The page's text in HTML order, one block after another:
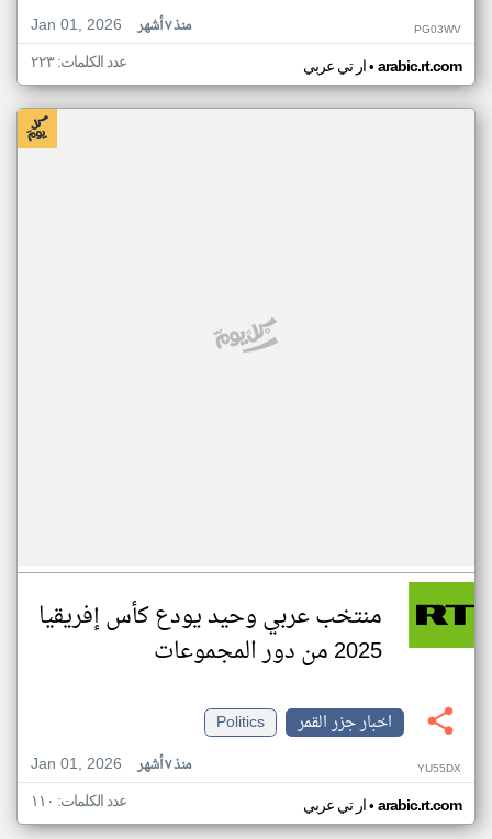
Jan 01, 2026
منذ ٧ أشهر PG03WV
ار تي عربي• arabic.rt.com عدد الكلمات: ٢٢٣
منتخب عربي وحيد يودع كأس إفريقيا
2025 من دور المجموعات
اخبار جزر القمر
Politics
Jan 01, 2026
منذ ٧ أشهر YU55DX
ار تي عربي• arabic.rt.com عدد الكلمات: ١١٠